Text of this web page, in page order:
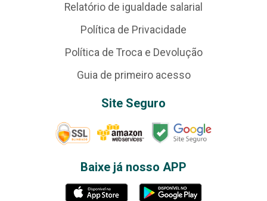
Relatório de igualdade salarial
Política de Privacidade
Política de Troca e Devolução
Guia de primeiro acesso
Site Seguro
Baixe já nosso APP